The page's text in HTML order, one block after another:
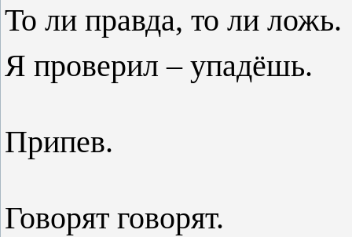
То ли правда, то ли ложь.
Я проверил – упадёшь.
Припев.
Говорят говорят.